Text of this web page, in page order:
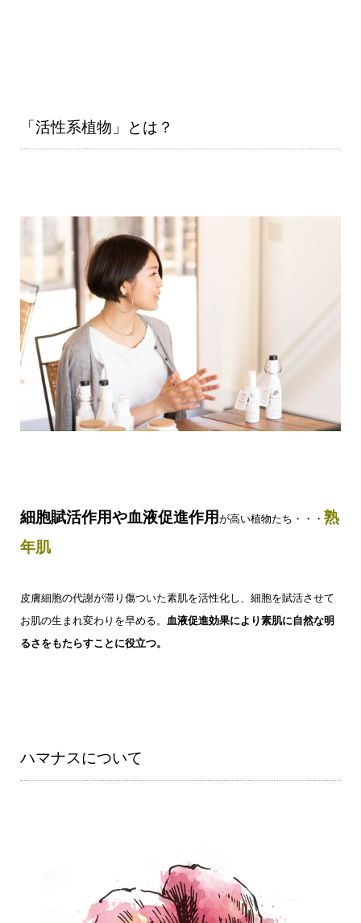
「活性系植物」とは？
細胞賦活作用や血液促進作用 が高い植物たち・・・ 熟
年肌
皮膚細胞の代謝が滞り傷ついた素肌を活性化し、細胞を賦活させて
お肌の生まれ変わりを早める。 血液促進効果により素肌に自然な明
るさをもたらすことに役立つ。
ハマナスについて